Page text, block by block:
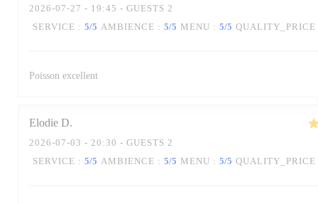
2026-07-27 - 19:45 - GUESTS 2
SERVICE : 5/5 AMBIENCE : 5/5 MENU : 5/5 QUALITY_PRICE
Poisson excellent
Elodie D
2026-07-03 - 20:30 - GUESTS 2
SERVICE : 5/5 AMBIENCE : 5/5 MENU : 5/5 QUALITY_PRICE